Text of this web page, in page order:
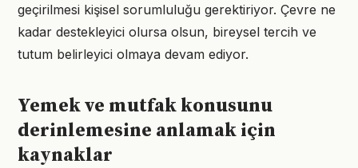
geçirilmesi kişisel sorumluluğu gerektiriyor. Çevre ne
kadar destekleyici olursa olsun, bireysel tercih ve
tutum belirleyici olmaya devam ediyor.
Yemek ve mutfak konusunu
derinlemesine anlamak için
kaynaklar